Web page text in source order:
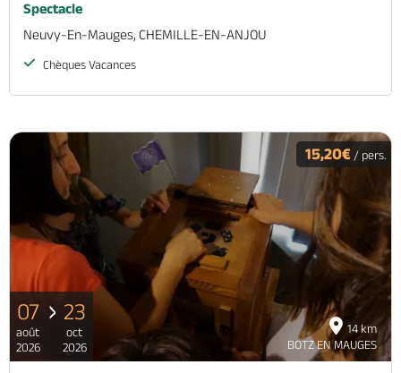
Spectacle
Neuvy-En-Mauges, CHEMILLE-EN-ANJOU
Chèques Vacances
14 km
BOTZ EN MAUGES
15,20€ / pers.
07
août
2026
23
oct
2026